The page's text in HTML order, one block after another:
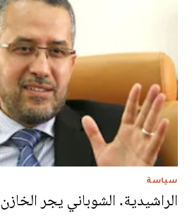
سياسة
الراشيدية. الشوباني يجر